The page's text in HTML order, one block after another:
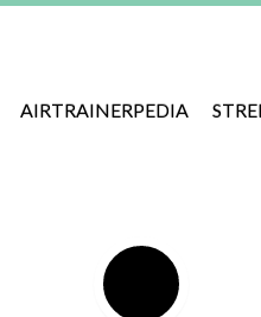
AIRTRAINERPEDIA